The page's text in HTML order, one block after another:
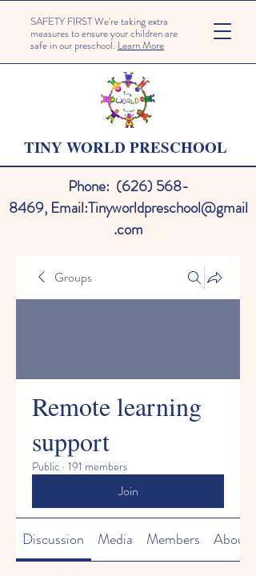
SAFETY FIRST We're taking extra
measures to ensure your children are
safe in our preschool. Learn More
TINY WORLD PRESCHOOL
Phone: (626) 568-
8469, Email:Tinyworldpreschool@gmail
.com
Groups
Remote learning
support
Public · 191 members
Join
Discussion Media Members About